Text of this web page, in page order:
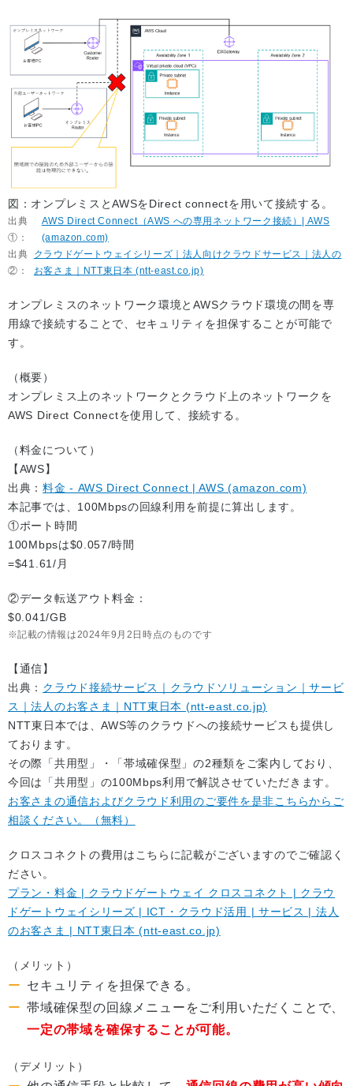
図：オンプレミスとAWSをDirect connectを用いて接続する。
出典
①：
AWS Direct Connect（AWS への専用ネットワーク接続）| AWS
(amazon.com)
出典
②：
クラウドゲートウェイシリーズ｜法人向けクラウドサービス｜法人の
お客さま｜NTT東日本 (ntt-east.co.jp)
オンプレミスのネットワーク環境とAWSクラウド環境の間を専
用線で接続することで、セキュリティを担保することが可能で
す。
（概要）
オンプレミス上のネットワークとクラウド上のネットワークを
AWS Direct Connectを使用して、接続する。
（料金について）
【AWS】
出典：料金 - AWS Direct Connect | AWS (amazon.com)
本記事では、100Mbpsの回線利用を前提に算出します。
①ポート時間
100Mbpsは$0.057/時間
=$41.61/月
②データ転送アウト料金：
$0.041/GB
記載の情報は2024年9月2日時点のものです
【通信】
出典： クラウド接続サービス｜クラウドソリューション｜サービ
ス｜法人のお客さま｜NTT東日本 (ntt-east.co.jp)
NTT東日本では、AWS等のクラウドへの接続サービスも提供し
ております。
その際「共用型」・「帯域確保型」の2種類をご案内しており、
今回は「共用型」の100Mbps利用で解説させていただきます。
お客さまの通信およびクラウド利用のご要件を是非こちらからご
相談ください。（無料）
クロスコネクトの費用はこちらに記載がございますのでご確認く
ださい。
プラン・料金 | クラウドゲートウェイ クロスコネクト | クラウ
ドゲートウェイシリーズ | ICT・クラウド活用 | サービス | 法人
のお客さま | NTT東日本 (ntt-east.co.jp)
（メリット）
セキュリティを担保できる。
帯域確保型の回線メニューをご利用いただくことで、
一定の帯域を確保することが可能。
（デメリット）